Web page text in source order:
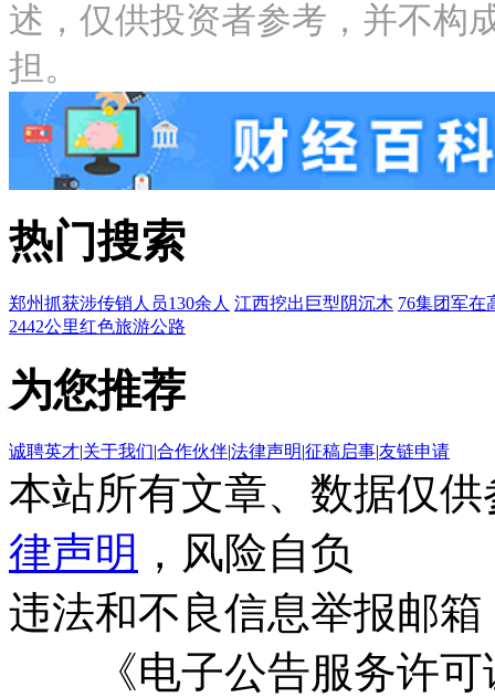
述，仅供投资者参考，并不构
担。
热门搜索
郑州抓获涉传销人员130余人 江西挖出巨型阴沉木 76集团军在
2442公里红色旅游公路
为您推荐
诚聘英才|关于我们|合作伙伴|法律声明|征稿启事|友链申请
本站所有文章、数据仅
律声明 ，风险自负
违法和不良信息举报邮箱
《电子公告服务许可